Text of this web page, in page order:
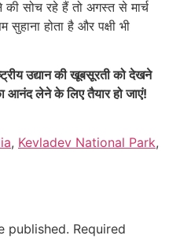
की सोच रहे हैं तो अगस्त से मार्च
होता है और पक्षी भी
उद्यान की खूबसूरती को देखने
आनंद लेने के लिए तैयार हो जाएं!
, Kevladev National Park,
published. Required